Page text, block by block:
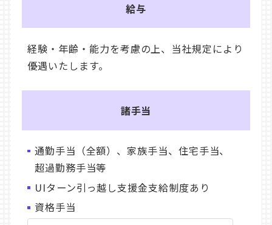
給与
経験・年齢・能力を考慮の上、当社規定により
優遇いたします。
諸手当
通勤手当（全額）、家族手当、住宅手当、
超過勤務手当等
UIターン引っ越し支援金支給制度あり
資格手当